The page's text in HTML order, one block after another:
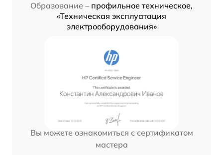
Образование – профильное техническое,
«Техническая эксплуатация
электрооборудования»
Вы можете ознакомиться с сертификатом
мастера